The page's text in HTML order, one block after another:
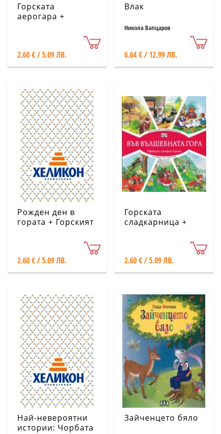
Горската
аерогара +
вълшебната гора)
2.60 € / 5.09 ЛВ.
Влак
Никола Вапцаров
6.64 € / 12.99 ЛВ.
Рожден ден в
гората + Горският
вълшебната гора)
2.60 € / 5.09 ЛВ.
Горската
сладкарница +
(Във вълшебната
2.60 € / 5.09 ЛВ.
Най-невероятни
истории: Чорбата
Зайченцето бяло